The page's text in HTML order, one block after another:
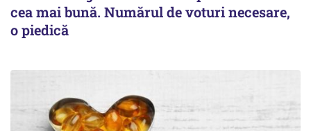
cea mai bună. Numărul de voturi necesare,
o piedică